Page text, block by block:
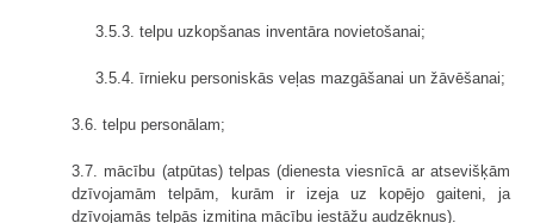
3.5.3. telpu uzkopšanas inventāra novietošanai;
3.5.4. īrnieku personiskās veļas mazgāšanai un žāvēšanai;
3.6. telpu personālam;
3.7. mācību (atpūtas) telpas (dienesta viesnīcā ar atsevišķām
dzīvojamām telpām, kurām ir izeja uz kopējo gaiteni, ja
dzīvojamās telpās izmitina mācību iestāžu audzēkņus).